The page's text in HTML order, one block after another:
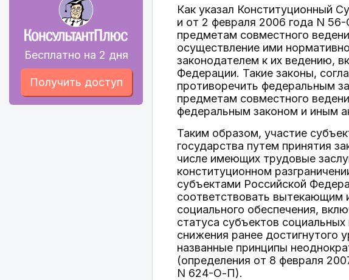
Бесплатно на 2 дня
Получить доступ
Как указал Конституционный
и от 2 февраля 2006 года N
предметам совместного
осуществление ими
законодателем к их ведению,
Федерации. Такие законы,
противоречить федеральным
предметам совместного
федеральным законом и иным
Таким образом, участие
государства путем принятия
числе имеющих трудовые
конституционном
субъектами Российской
соответствовать вытекающим
социального обеспечения,
статуса субъектов
снижения ранее достигнутого
названные принципы
(определения от 8 февраля
N 624-О-П).